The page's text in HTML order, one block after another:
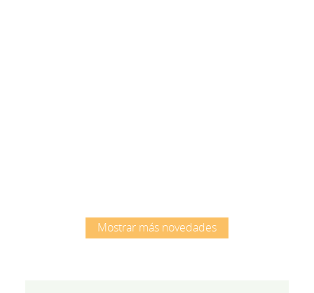
Mostrar más novedades